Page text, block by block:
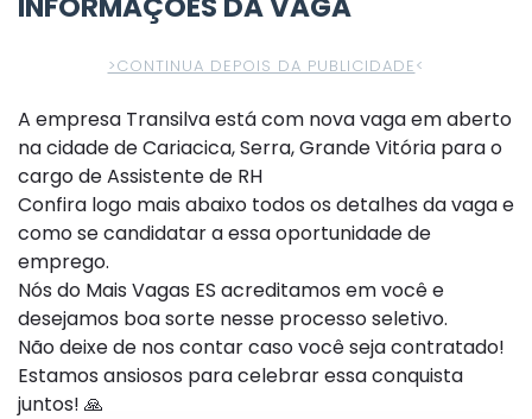
>CONTINUA DEPOIS DA PUBLICIDADE<
A empresa Transilva está com nova vaga em aberto
na cidade de Cariacica, Serra, Grande Vitória para o
cargo de Assistente de RH
Confira logo mais abaixo todos os detalhes da vaga e
como se candidatar a essa oportunidade de
emprego.
Nós do Mais Vagas ES acreditamos em você e
desejamos boa sorte nesse processo seletivo.
Não deixe de nos contar caso você seja contratado!
Estamos ansiosos para celebrar essa conquista
juntos! 🙏